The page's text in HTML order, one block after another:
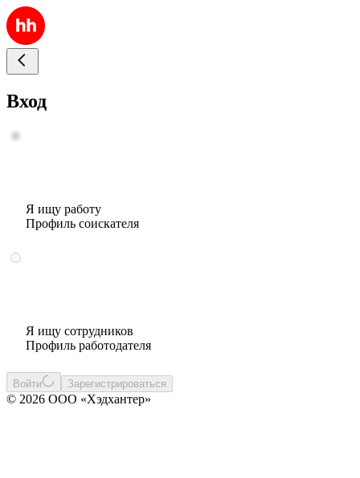
Вход
Я ищу работу
Профиль соискателя
Я ищу сотрудников
Профиль работодателя
Войти Зарегистрироваться
© 2026 ООО «Хэдхантер»